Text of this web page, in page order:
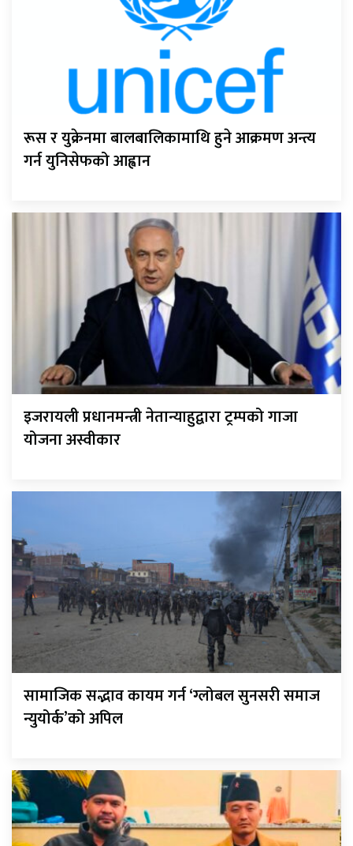
रूस र युक्रेनमा बालबालिकामाथि हुने आक्रमण अन्त्य
गर्न युनिसेफको आह्वान
इजरायली प्रधानमन्त्री नेतान्याहुद्वारा ट्रम्पको गाजा
योजना अस्वीकार
सामाजिक सद्भाव कायम गर्न ‘ग्लोबल सुनसरी समाज
न्युयोर्क’को अपिल